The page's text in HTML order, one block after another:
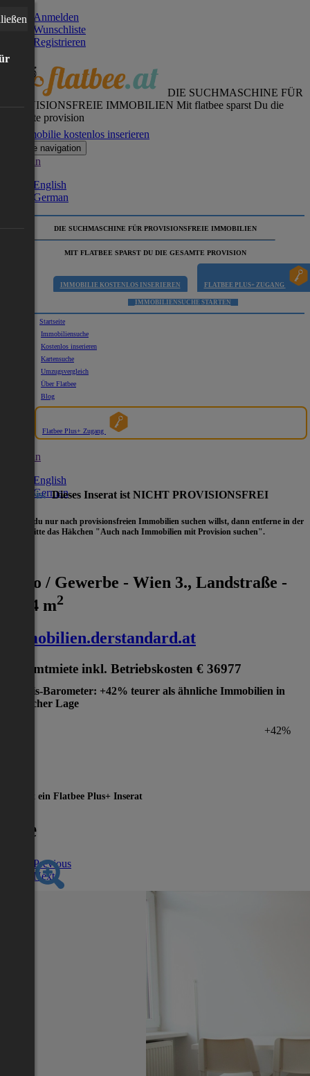
Anmelden
Wunschliste
Registrieren
DIE SUCHMASCHINE FÜR
PROVISIONSFREIE IMMOBILIEN Mit flatbee sparst Du die
gesamte provision
Immobilie kostenlos inserieren
Toggle navigation
German
English
German
DIE SUCHMASCHINE FÜR PROVISIONSFREIE IMMOBILIEN
MIT FLATBEE SPARST DU DIE GESAMTE PROVISION
IMMOBILIE KOSTENLOS INSERIEREN FLATBEE PLUS+ ZUGANG
IMMOBILIENSUCHE STARTEN
Startseite
Immobiliensuche
Kostenlos inserieren
Kartensuche
Umzugsvergleich
Über Flatbee
Blog
Flatbee Plus+ Zugang
German
English
German
Hinweis:Dieses Inserat ist NICHT PROVISIONSFREI
- Wenn du nur nach provisionsfreien Immobilien suchen willst, dann entferne in der
bitte das Häkchen "Auch nach Immobilien mit Provision suchen".
Büro / Gewerbe - Wien 3., Landstraße -
1624 m2
immobilien.derstandard.at
Gesamtmiete inkl. Betriebskosten € 36977
Preis-Barometer: +42% teurer als ähnliche Immobilien in
gleicher Lage
+42%
Dies ist ein Flatbee Plus+ Inserat
Vie
Previous
Next